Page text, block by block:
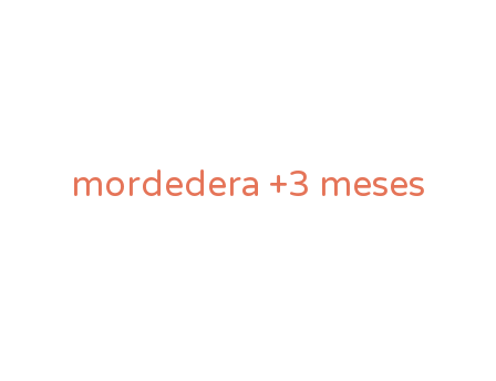
mordedera +3 meses